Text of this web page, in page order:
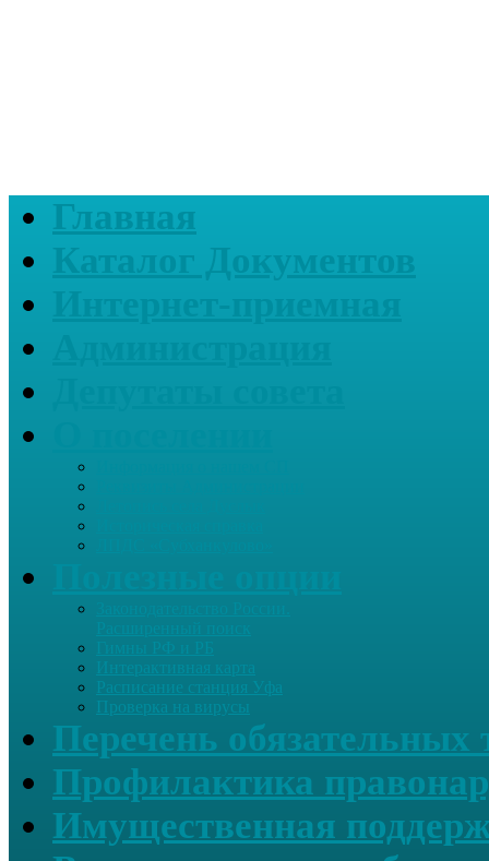
Главная
Каталог Документов
Интерактивная карта
Расписание станция Уфа
Проверка на вирусы
Перечень обязательных
Профилактика
Имущественная